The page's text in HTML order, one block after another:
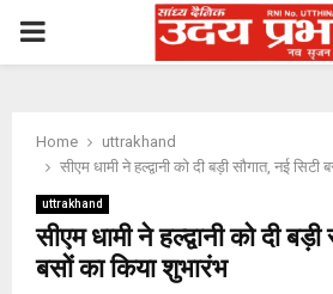
PRIMARY
Home
uttrakhand
सीएम धामी ने हल्द्वानी को दी बड़ी सौगात, नई
uttrakhand
सीएम धामी ने हल्द्वानी को दी
बसों का किया शुभारंभ